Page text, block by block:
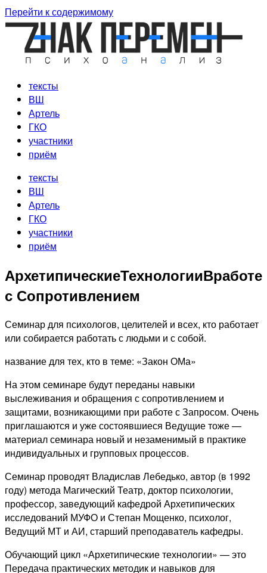
Перейти к содержимому
тексты
ВШ
Артель
ГКО
участники
приём
тексты
ВШ
Артель
ГКО
участники
приём
АрхетипическиеТехнологииВработе
с Сопротивлением
Семинар для психологов, целителей и всех, кто работает
или собирается работать с людьми и с собой.
название для тех, кто в теме: «Закон ОМа»
На этом семинаре будут переданы навыки
выслеживания и обращения с сопротивлением и
защитами, возникающими при работе с Запросом. Очень
приглашаются и уже состоявшиеся Ведущие тоже —
материал семинара новый и незаменимый в практике
индивидуальных и групповых процессов.
Семинар проводят Владислав Лебедько, автор (в 1992
году) метода Магический Театр, доктор психологии,
профессор, заведующий кафедрой Архетипических
исследований МУФО и Степан Мощенко, психолог,
Ведущий МТ и АИ, старший преподаватель кафедры.
Обучающий цикл «Архетипические технологии» — это
Передача практических методик и навыков для